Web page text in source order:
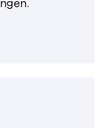
Support